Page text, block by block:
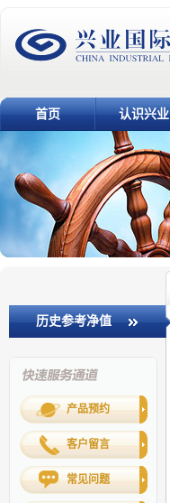
首页 认识兴业
历史参考净值
产品预约
客户留言
常见问题